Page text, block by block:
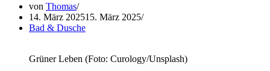
von Thomas
14. März 202515. März 2025
Bad & Dusche
Grüner Leben (Foto: Curology/Unsplash)